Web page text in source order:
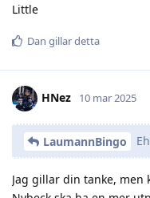
Little
Dan gillar detta
HNez 10 mar 2025
LaumannBingo
Jag gillar din tanke, men